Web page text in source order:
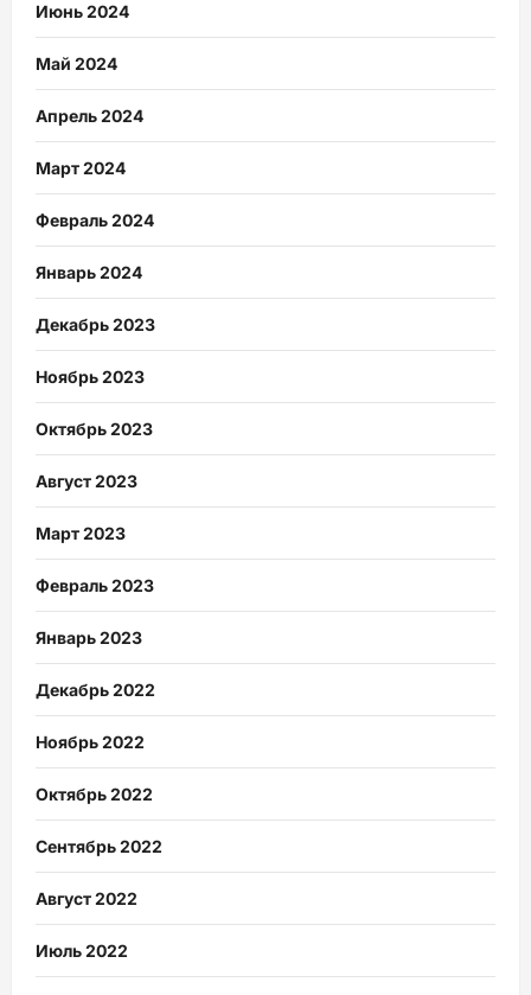
Июнь 2024
Май 2024
Апрель 2024
Март 2024
Февраль 2024
Январь 2024
Декабрь 2023
Ноябрь 2023
Октябрь 2023
Август 2023
Март 2023
Февраль 2023
Январь 2023
Декабрь 2022
Ноябрь 2022
Октябрь 2022
Сентябрь 2022
Август 2022
Июль 2022